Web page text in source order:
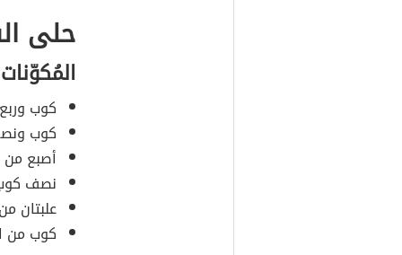
حلى
المُكوّنات
كوب
كوب
أصبع من
نصف
علبتان
كوب من